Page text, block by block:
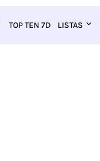
TOP TEN 7D LISTAS